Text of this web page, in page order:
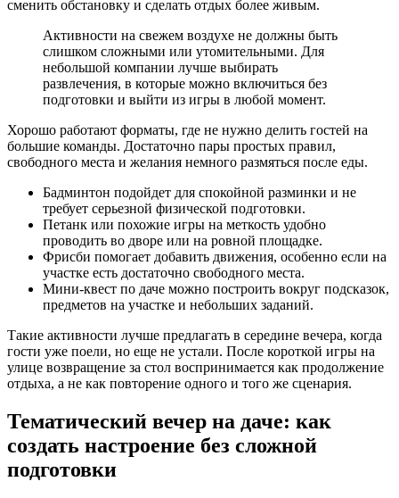
сменить обстановку и сделать отдых более живым.
Активности на свежем воздухе не должны быть
слишком сложными или утомительными. Для
небольшой компании лучше выбирать
развлечения, в которые можно включиться без
подготовки и выйти из игры в любой момент.
Хорошо работают форматы, где не нужно делить гостей на
большие команды. Достаточно пары простых правил,
свободного места и желания немного размяться после еды.
Бадминтон подойдет для спокойной разминки и не
требует серьезной физической подготовки.
Петанк или похожие игры на меткость удобно
проводить во дворе или на ровной площадке.
Фрисби помогает добавить движения, особенно если на
участке есть достаточно свободного места.
Мини-квест по даче можно построить вокруг подсказок,
предметов на участке и небольших заданий.
Такие активности лучше предлагать в середине вечера, когда
гости уже поели, но еще не устали. После короткой игры на
улице возвращение за стол воспринимается как продолжение
отдыха, а не как повторение одного и того же сценария.
Тематический вечер на даче: как
создать настроение без сложной
подготовки